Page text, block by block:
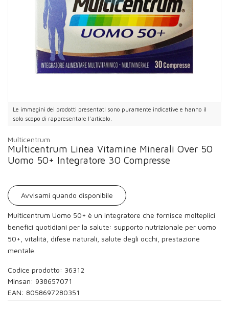
Le immagini dei prodotti presentati sono puramente indicative e hanno il
solo scopo di rappresentare l'articolo.
Multicentrum
Multicentrum Linea Vitamine Minerali Over 50
Uomo 50+ Integratore 30 Compresse
Avvisami quando disponibile
Multicentrum Uomo 50+ è un integratore che fornisce molteplici
benefici quotidiani per la salute: supporto nutrizionale per uomo
50+, vitalità, difese naturali, salute degli occhi, prestazione
mentale.
Codice prodotto: 36312
Minsan: 938657071
EAN: 8058697280351